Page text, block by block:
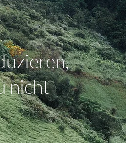
nicht